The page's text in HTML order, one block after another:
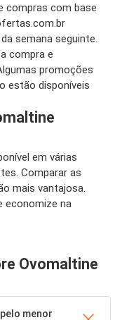
compras com base
semana seguinte.
compra e
promoções
estão disponíveis
em várias
Comparar as
mais vantajosa.
economize na
Ovomaltine
menor